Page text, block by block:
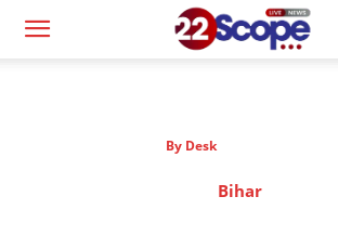
By Desk
Bihar